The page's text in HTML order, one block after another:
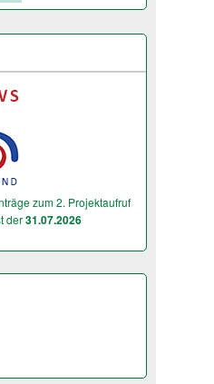
zum 2. Projektaufruf
der31.07.2026